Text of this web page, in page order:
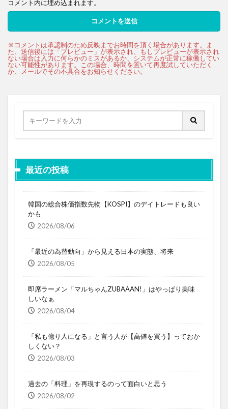
コメント内に埋め込まれます。
最近の投稿
韓国の総合株価指数先物【KOSPI】のデイトレードも良い
かも
2026/08/06
「最近の為替動向」から見える日本の実態、将来
2026/08/05
即席ラーメン「マルちゃんZUBAAAN!」はやっぱり美味
しいなぁ
2026/08/04
「私も億り人になる」と言う人が【高値を買う】っておか
しくない？
2026/08/03
過去の「料理」を再現するのって面白いと思う
2026/08/02